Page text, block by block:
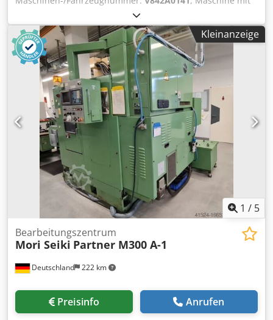
SIEMENS Sinumerik 840 D Steuerung, Seriennummer
V842A0141, Baujahr 2018. Max. Stangendurchmesser 42
mm, max. Vorschublänge 180 mm. 8 unabhängig
angetriebene Spindeln, max. Spindeldrehzahl 4.500 U/min,
Leistung je Spindelmotor 11 kW (88 kW Gesamtleistung),
max. Spindeldrehmoment 66 Nm, Trommelschaltzeit je
Spindellage 1 s. Max. 8 Längsschlitten, max. 7
Kreuzschlitten, 1 Abstechschlitten.
Maschinenabmessungen ohne Peripherie ca. 7.100 x 2.400
x 3.300 mm, Schaltschrankabmessungen ca. 5.000 x 600 x
2.300 mm. Maschinengewicht ca. 18.000 kg,
Schaltschrankgewicht ca. 2.500 kg. Stangenlader IEMCA
PRA 52/P/33, Baujahr 2018, Seriennummer 021809EA02.
Mit Späneförderband, Filteranlage ZPS 925A1851C1,
Baujahr 2018, Seriennummer 0037, sowie Kühleinheit.
Ohne Werkzeuge. Crsdozqy Sropfx Aidof
Kleinanzeige
1 / 5
Deutschland 222 km
Bearbeitungszentrum
Mori Seiki Partner M300 A-1
Preisinfo Anrufen